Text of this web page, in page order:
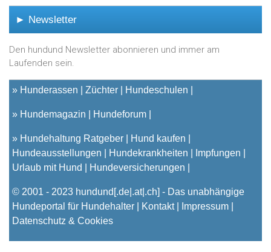
► Newsletter
Den hundund Newsletter abonnieren und immer am
Laufenden sein.
» Hunderassen Züchter Hundeschulen
» Hundemagazin Hundeforum
» Hundehaltung Ratgeber
Hund kaufen
Hundeausstellungen
Hundekrankheiten
Impfungen
Urlaub mit Hund
Hundeversicherungen
© 2001 - 2023 hundund [.de|.at|.ch] - Das unabhängige
Hundeportal für Hundehalter |
Kontakt| Impressum
Datenschutz & Cookies